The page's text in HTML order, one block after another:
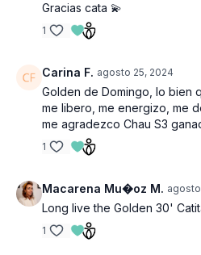
Gracias cata 💫
1
Carina F. agosto 25, 2024
Golden de Domingo, lo bien
me libero, me energizo, me
me agradezco Chau S3
1
Macarena Mu�oz M.
Long live the Golden 30'
1